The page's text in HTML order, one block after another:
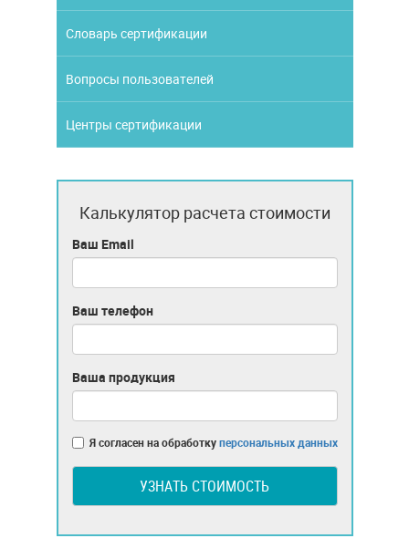
Словарь сертификации
Вопросы пользователей
Центры сертификации
Калькулятор расчета стоимости
Ваш Email
Ваш телефон
Ваша продукция
Я согласен на обработкуперсональных данных
УЗНАТЬ СТОИМОСТЬ